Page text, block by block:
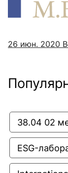
26 июн. 2020
38.04 02
ESG-